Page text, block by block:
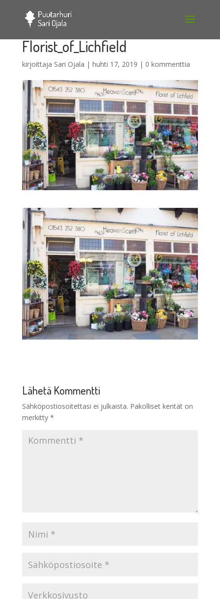
Florist_of_Lichfield
kirjoittaja Sari Ojala | huhti 17, 2019 | 0 kommenttia
Lähetä Kommentti
Sähköpostiosoitettasi ei julkaista. Pakolliset kentät on
merkitty *